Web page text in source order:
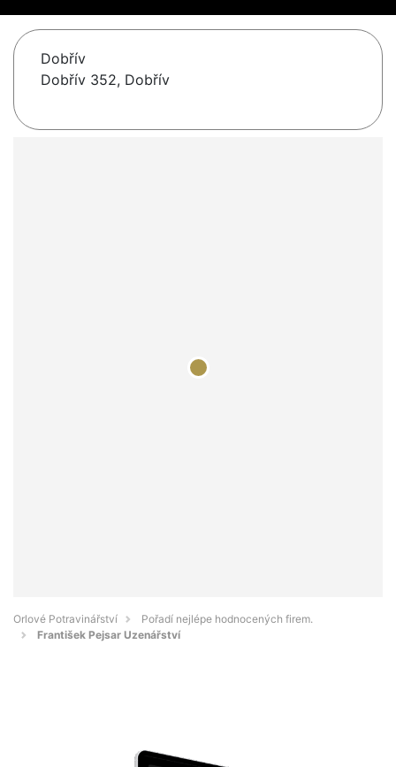
Dobřív
Dobřív 352, Dobřív
Orlové Potravinářství
Pořadí nejlépe hodnocených firem.
František Pejsar Uzenářství